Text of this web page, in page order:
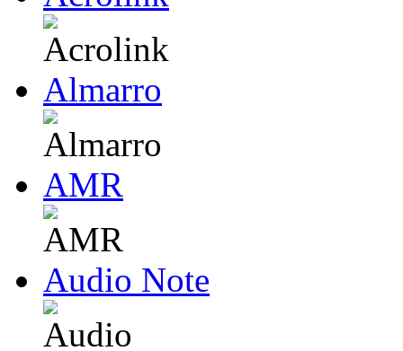
Almarro
AMR
Audio Note